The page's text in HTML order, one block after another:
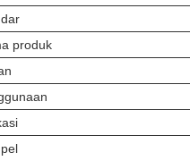
produk